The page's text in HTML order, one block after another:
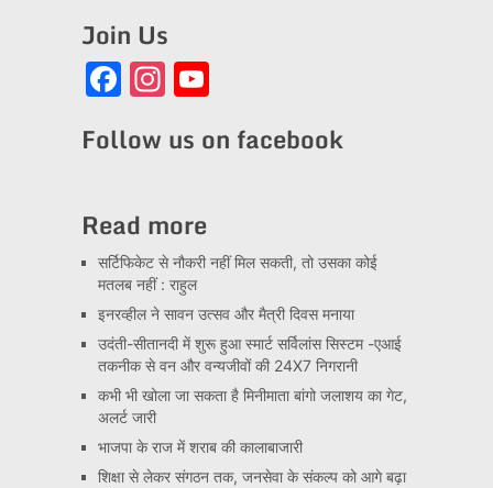
Join Us
Facebook
Instagram
YouTube
Follow us on facebook
Read more
सर्टिफिकेट से नौकरी नहीं मिल सकती, तो उसका कोई
मतलब नहीं : राहुल
इनरव्हील ने सावन उत्सव और मैत्री दिवस मनाया
उदंती-सीतानदी में शुरू हुआ स्मार्ट सर्विलांस सिस्टम -एआई
तकनीक से वन और वन्यजीवों की 24X7 निगरानी
कभी भी खोला जा सकता है मिनीमाता बांगो जलाशय का गेट,
अलर्ट जारी
भाजपा के राज में शराब की कालाबाजारी
शिक्षा से लेकर संगठन तक, जनसेवा के संकल्प को आगे बढ़ा